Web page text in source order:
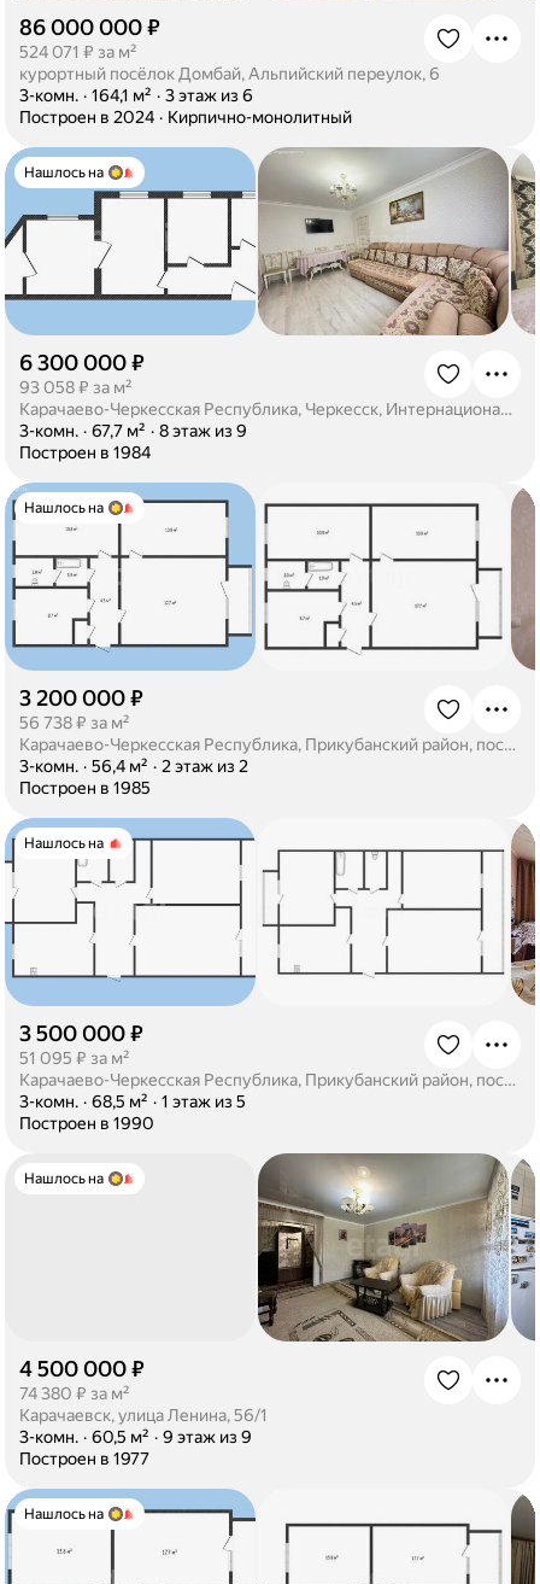
86 000 000 ₽
524 071 ₽ за м²
курортный посёлок Домбай, Альпийский переулок, 6
3-комн. · 164,1 м² · 3 этаж из 6
Построен в 2024 · Кирпично-монолитный
Нашлось на
6 300 000 ₽
93 058 ₽ за м²
Карачаево-Черкесская Республика, Черкесск, Интернациональная улица, 16
3-комн. · 67,7 м² · 8 этаж из 9
Построен в 1984
Нашлось на
3 200 000 ₽
56 738 ₽ за м²
Карачаево-Черкесская Республика, Прикубанский район, посёлок Кавказский, улица Балахонова, 5
3-комн. · 56,4 м² · 2 этаж из 2
Построен в 1985
Нашлось на
3 500 000 ₽
51 095 ₽ за м²
Карачаево-Черкесская Республика, Прикубанский район, посёлок Кавказский, улица Старикова, 5
3-комн. · 68,5 м² · 1 этаж из 5
Построен в 1990
Нашлось на
4 500 000 ₽
74 380 ₽ за м²
Карачаевск, улица Ленина, 56/1
3-комн. · 60,5 м² · 9 этаж из 9
Построен в 1977
Нашлось на